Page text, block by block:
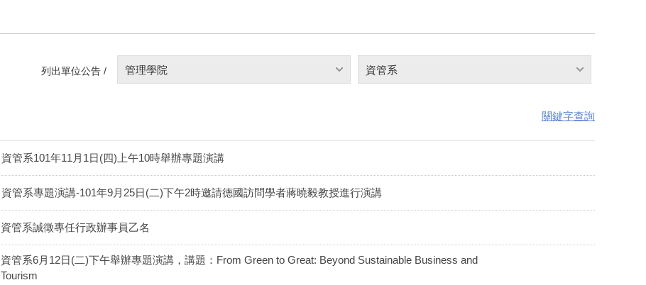
列出單位公告 / 管理學院 資管系
關鍵字查詢
資管系101年11月1日(四)上午10時舉辦專題演講
資管系專題演講-101年9月25日(二)下午2時邀請德國訪問學者蔣曉毅教授進行演講
資管系誠徵專任行政辦事員乙名
資管系6月12日(二)下午舉辦專題演講，講題：From Green to Great: Beyond Sustainable Business and
Tourism